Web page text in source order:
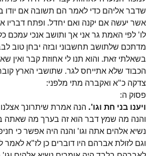
שדבר אליהם כדי לאמר הם תשובה אם יודו
אשר יעשה אם יקנה ואם יחדל. ופתח דבריו
לו' לפי האמת גר אני אך ותושב אנכי עמכם
מדתכם שלתושב תחשבוני ובזה יבחן טוב
בשאלתי זאת. והוא תנו לי אחוזת קבר ואין
הכבוד שלא אתייחס לגר. שתושבי הארץ
צדקה כ"א ואקברה מתי מלפני:
פסוק ה:
ויענו בני חת וגו'. הנה אמרת שיתרונך
והנה מה שמץ דבר הוא זה בערך מה שאתה
נשיא אלהים אתה וגו' והנה היה אפשר כי
וגם לזולת אברהם היו דוברים כן לז"א לאמר